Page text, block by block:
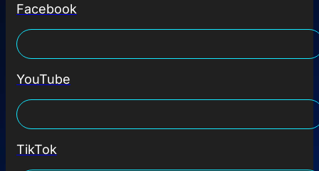
Facebook
YouTube
TikTok